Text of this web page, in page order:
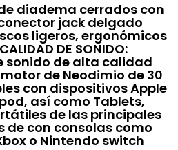
diadema cerrados con
jack delgado
ligeros, ergonómicos
DE SONIDO:
sonido de alta calidad
de Neodimio de 30
con dispositivos Apple
así como Tablets,
de las principales
de con consolas como
o Nintendo switch